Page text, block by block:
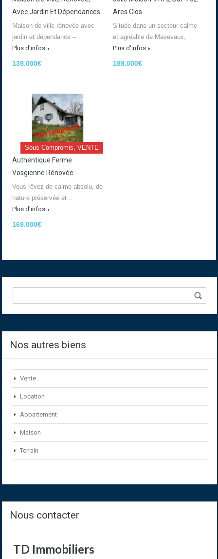
Avec Jardin Et Dépendances
Maison de ville rénovée avec
jardin et dépendance –…
Plus d'infos
139.000€
Ares Clos
Située dans un secteur calme
et agréable de Masevaux,…
Plus d'infos
189.000€
Sous Compromis, VENTE
Authentique Ferme
Vosgienne Rénovée
Vous rêvez de calme absolu, de
nature préservée et…
Plus d'infos
169.000€
Nos autres biens
Vente
Location
Appartement
Maison
Terrain
Nous contacter
TD Immobiliers